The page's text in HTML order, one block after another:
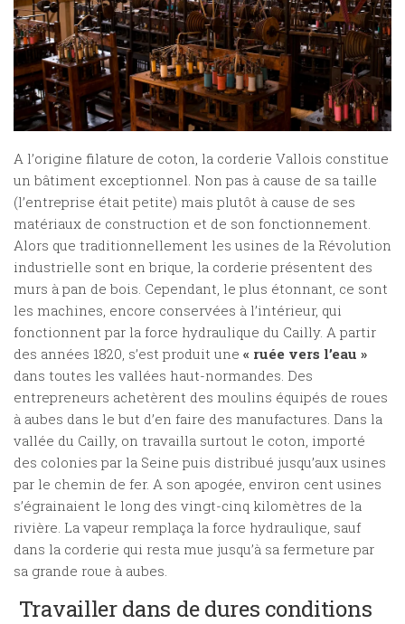
A l’origine filature de coton, la corderie Vallois constitue
un bâtiment exceptionnel. Non pas à cause de sa taille
(l’entreprise était petite) mais plutôt à cause de ses
matériaux de construction et de son fonctionnement.
Alors que traditionnellement les usines de la Révolution
industrielle sont en brique, la corderie présentent des
murs à pan de bois. Cependant, le plus étonnant, ce sont
les machines, encore conservées à l’intérieur, qui
fonctionnent par la force hydraulique du Cailly. A partir
des années 1820, s’est produit une « ruée vers l’eau »
dans toutes les vallées haut-normandes. Des
entrepreneurs achetèrent des moulins équipés de roues
à aubes dans le but d’en faire des manufactures. Dans la
vallée du Cailly, on travailla surtout le coton, importé
des colonies par la Seine puis distribué jusqu’aux usines
par le chemin de fer. A son apogée, environ cent usines
s’égrainaient le long des vingt-cinq kilomètres de la
rivière. La vapeur remplaça la force hydraulique, sauf
dans la corderie qui resta mue jusqu’à sa fermeture par
sa grande roue à aubes.
Travailler dans de dures conditions